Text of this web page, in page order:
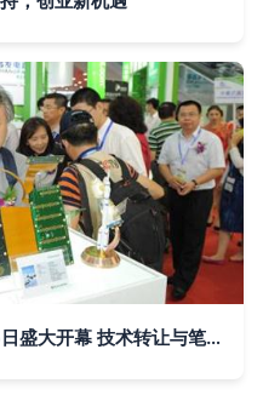
2015深圳电路板采购展8月25日盛大开幕 技术转让与笔记本专区成亮点